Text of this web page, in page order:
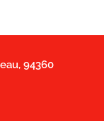
94360